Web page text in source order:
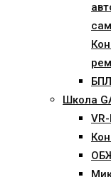
Школа